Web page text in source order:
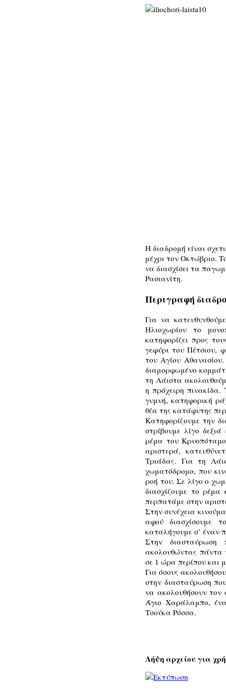
Η διαδρομή είναι
μέχρι τον Οκτώβριο.
να διασχίσει τα
Ρασιανίτη.
Περιγραφή
Για να
Ηλιοχωρίου το
κατηφορίζει προς
γεφύρι του Πέτσιου,
του Αγίου
διαμορφωμένο
τη Λάιστα
η πρόχειρη πινακίδα.
γυμνή, κατηφορική
θέα της κατάφυτης
Κατηφορίζουμε την
στρίβουμε λίγο
ρέμα του
αριστερά,
Τριάδας. Για τη
χωματόδρομο, που
ροή του. Σε λίγο ο
διασχίζουμε το
περπατάμε στην
Στην συνέχεια
αφού διασχίσουμε
καταλήγουμε σ’ έναν
Στην διασταύρωση
ακολουθώντας πάντα
σε 1 ώρα περίπου και
Για όσους
στην διασταύρωση
να ακολουθήσουν τον
Άγιο Χαράλαμπο,
Τσούκα Ρόσσα.
Λήψη αρχείου για